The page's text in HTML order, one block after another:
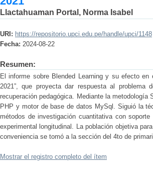
Llactahuaman Portal, Norma Isabel
URI: https://repositorio.upci.edu.pe/handle/upci/1148
Fecha: 2024-08-22
Resumen:
El informe sobre Blended Learning y su efecto
2021”, que proyecta dar respuesta al problema
recuperación pedagógica. Mediante la
PHP y motor de base de datos MySql. Siguió la
métodos de investigación cuantitativa con
experimental longitudinal. La población objetiva
conveniencia se tomó a la sección del 4to de
Mostrar el registro completo del ítem